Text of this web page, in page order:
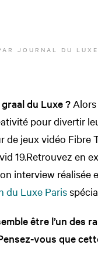
JOURNAL DU LUXE
du Luxe ?
pour divertir
jeux vidéo Fibre
19.Retrouvez en
interview réalisée
du Luxe Paris
être l’un des
vous que